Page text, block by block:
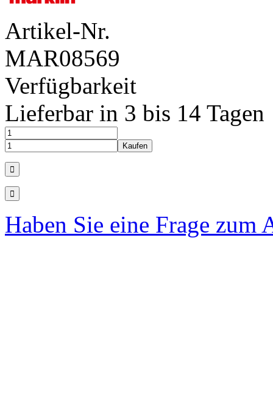
Artikel-Nr.
MAR08569
Verfügbarkeit
Lieferbar in 3 bis 14 Tagen
Haben Sie eine Frage zum